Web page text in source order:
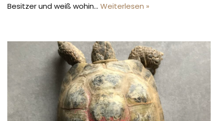
Besitzer und weiß wohin… Weiterlesen »